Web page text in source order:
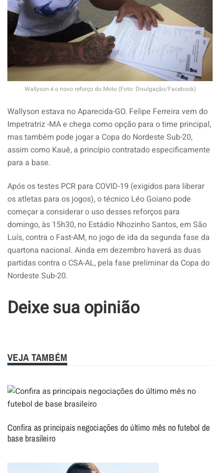
Wallyson é o novo reforço do Moto (Foto: Divulgação/Facebook)
Wallyson estava no Aparecida-GO. Felipe Ferreira vem do
Impetratriz -MA e chega como opção para o time principal,
mas também pode jogar a Copa do Nordeste Sub-20,
assim como Kauê, a princípio contratado especificamente
para a base.
Após os testes PCR para COVID-19 (exigidos para liberar
os atletas para os jogos), o técnico Léo Goiano pode
começar a considerar o uso desses reforços para
domingo, às 15h30, no Estádio Nhozinho Santos, em São
Luís, contra o Fast-AM, no jogo de ida da segunda fase da
quartona nacional. Ainda em dezembro haverá as duas
partidas contra o CSA-AL, pela fase preliminar da Copa do
Nordeste Sub-20.
Deixe sua opinião
VEJA TAMBÉM
Confira as principais negociações do último mês no futebol de
base brasileiro